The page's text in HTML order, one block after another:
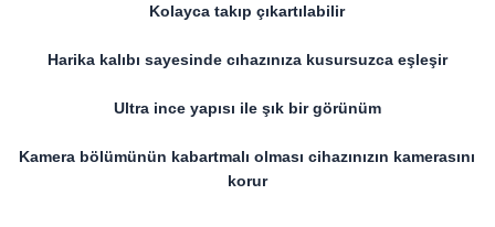
Kolayca takıp çıkartılabilir
Harika kalıbı sayesinde cıhazınıza kusursuzca eşleşir
Ultra ince yapısı ile şık bir görünüm
Kamera bölümünün kabartmalı olması cihazınızın kamerasını
korur